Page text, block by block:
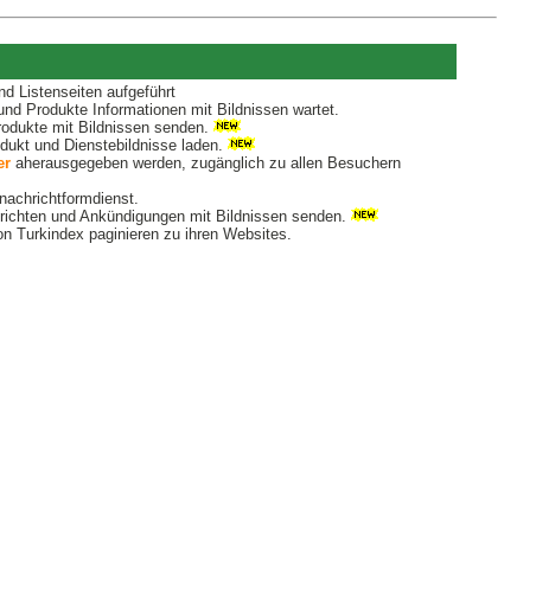
Listenseiten aufgeführt
Produkte Informationen mit Bildnissen wartet.
mit Bildnissen senden.
und Dienstebildnisse laden.
aherausgegeben werden, zugänglich zu allen Besuchern
und Ankündigungen mit Bildnissen senden.
Turkindex paginieren zu ihren Websites.